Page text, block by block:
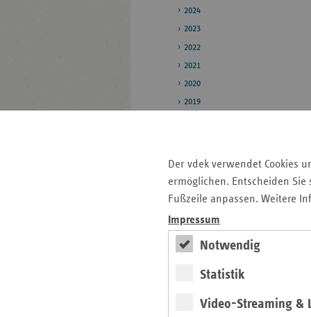
Der vdek verwendet Cookies
ermöglichen. Entscheiden
Fußzeile anpassen. Weitere
Impressum
Notwendig
Statistik
Video-Streaming &
2024
2023
2022
2021
2020
2019
Bildarchiv
Veröffentlichungen
Seitenleiste
Informationen
Auf einen Blick
Positionen